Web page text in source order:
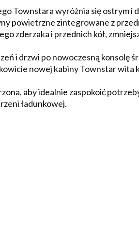
Townstara wyróżnia się ostrym i
powietrzne zintegrowane z
zderzaka i przednich kół,
i drzwi po nowoczesną konsolę
nowej kabiny Townstar
aby idealnie zaspokoić
ładunkowej.